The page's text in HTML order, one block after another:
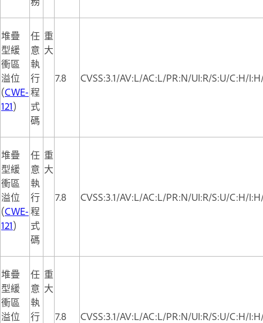
堆疊
型緩
衝區
溢位
(CWE-
121)
任
意
執
行
程
式
碼
重
大
7.8
CVSS:3.1/AV:L/AC:L/PR:N/UI:R/S:U/C:H/
堆疊
型緩
衝區
溢位
(CWE-
121)
任
意
執
行
程
式
碼
重
大
7.8
CVSS:3.1/AV:L/AC:L/PR:N/UI:R/S:U/C:H/
堆疊
型緩
衝區
溢位
任
意
執
行
重
大
7.8
CVSS:3.1/AV:L/AC:L/PR:N/UI:R/S:U/C:H/